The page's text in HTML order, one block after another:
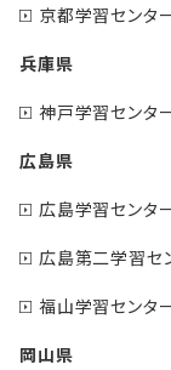
京都学習センタ
兵庫県
神戸学習センタ
広島県
広島学習センタ
広島第二学習セ
福山学習センタ
岡山県